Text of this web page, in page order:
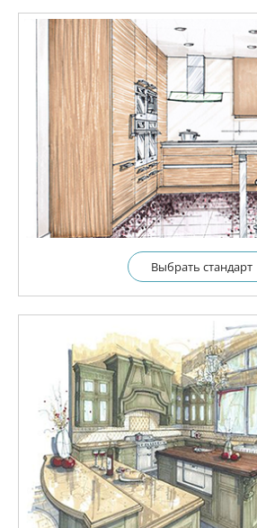
Выбрать cтандарт